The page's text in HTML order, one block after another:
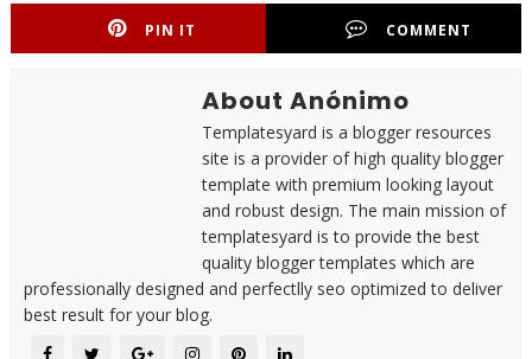
PIN IT COMMENT
About Anónimo
Templatesyard is a blogger resources
site is a provider of high quality blogger
template with premium looking layout
and robust design. The main mission of
templatesyard is to provide the best
quality blogger templates which are
professionally designed and perfectlly seo optimized to deliver
best result for your blog.